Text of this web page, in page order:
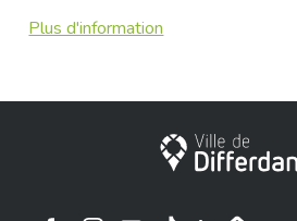
Plus d'information
City of Differdange